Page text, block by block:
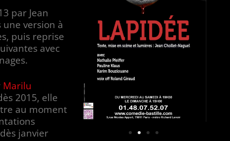
par Jean
version à
puis reprise
avec
Marilu
2015, elle
au moment
janvier